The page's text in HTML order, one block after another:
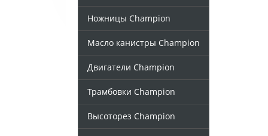
Ножницы Champion
Масло канистры Champion
Двигатели Champion
Трамбовки Champion
Высоторез Champion